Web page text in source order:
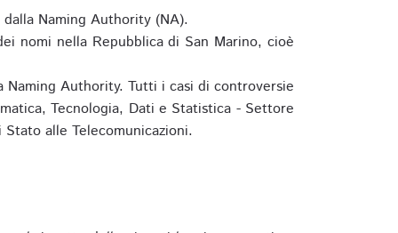
Naming Authority (NA).
nomi nella Repubblica di San Marino, cioè
Authority. Tutti i casi di controversie
Tecnologia, Dati e Statistica - Settore
alle Telecomunicazioni.